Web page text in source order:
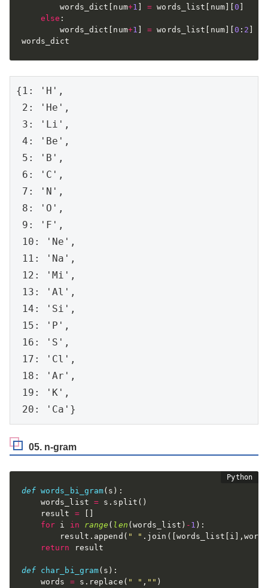
        words_dict
num+1 = words_list num] [0
else :
        words_dict
num+1 = words_list num] [0 : 2
words_dict
{1: 'H',
20: 'Ca'}
05. n-gram
def words_bi_gram( s ) :
    words_list
= s . split ( )
    result
=
for i in range ( len ( words_list ) - 1 ) :
        result
. append ( " " . join ( words_list i ,
return
result
def char_bi_gram( s ) :
    words
= s . replace ( " " , "" )